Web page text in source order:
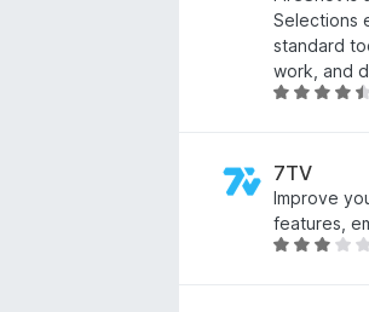
4
.
6
점
Selections
standard
work, and
5
점
에
4
.
7TV
Improve
features,
5